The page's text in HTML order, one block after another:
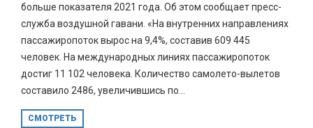
больше показателя 2021 года. Об этом сообщает пресс-
служба воздушной гавани. «На внутренних направлениях
пассажиропоток вырос на 9,4%, составив 609 445
человек. На международных линиях пассажиропоток
достиг 11 102 человека. Количество самолето-вылетов
составило 2486, увеличившись по...
СМОТРЕТЬ